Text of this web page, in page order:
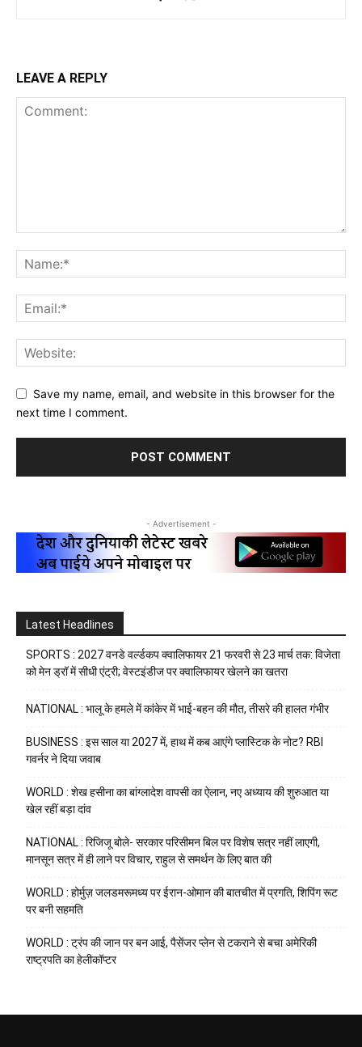
LEAVE A REPLY
Save my name, email, and website in this browser for the
next time I comment.
- Advertisement -
Latest Headlines
SPORTS : 2027 वनडे वर्ल्डकप क्वालिफायर 21 फरवरी से 23 मार्च तक: विजेता
को मेन ड्रॉ में सीधी एंट्री; वेस्टइंडीज पर क्वालिफायर खेलने का खतरा
NATIONAL : भालू के हमले में कांकेर में भाई-बहन की मौत, तीसरे की हालत गंभीर
BUSINESS : इस साल या 2027 में, हाथ में कब आएंगे प्लास्टिक के नोट? RBI
गवर्नर ने दिया जवाब
WORLD : शेख हसीना का बांग्लादेश वापसी का ऐलान, नए अध्याय की शुरुआत या
खेल रहीं बड़ा दांव
NATIONAL : रिजिजू बोले- सरकार परिसीमन बिल पर विशेष सत्र नहीं लाएगी,
मानसून सत्र में ही लाने पर विचार, राहुल से समर्थन के लिए बात की
WORLD : होर्मुज़ जलडमरूमध्य पर ईरान-ओमान की बातचीत में प्रगति, शिपिंग रूट
पर बनी सहमति
WORLD : ट्रंप की जान पर बन आई, पैसेंजर प्लेन से टकराने से बचा अमेरिकी
राष्ट्रपति का हेलीकॉप्टर